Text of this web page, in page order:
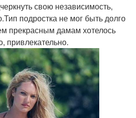
свою независимость,
подростка не мог быть долго
прекрасным дамам хотелось
привлекательно.